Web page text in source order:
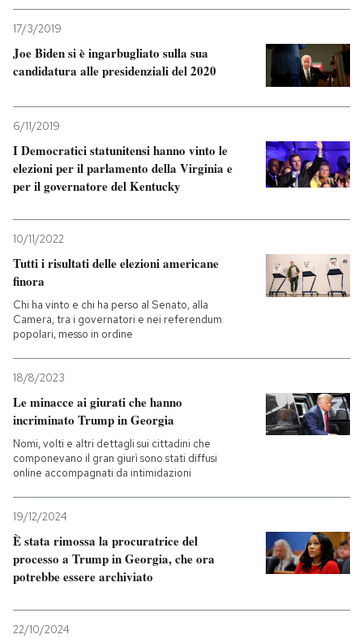
17/3/2019
Joe Biden si è ingarbugliato sulla sua
candidatura alle presidenziali del 2020
6/11/2019
I Democratici statunitensi hanno vinto le
elezioni per il parlamento della Virginia e
per il governatore del Kentucky
10/11/2022
Tutti i risultati delle elezioni americane
finora
Chi ha vinto e chi ha perso al Senato, alla
Camera, tra i governatori e nei referendum
popolari, messo in ordine
18/8/2023
Le minacce ai giurati che hanno
incriminato Trump in Georgia
Nomi, volti e altri dettagli sui cittadini che
componevano il gran giurì sono stati diffusi
online accompagnati da intimidazioni
19/12/2024
È stata rimossa la procuratrice del
processo a Trump in Georgia, che ora
potrebbe essere archiviato
22/10/2024